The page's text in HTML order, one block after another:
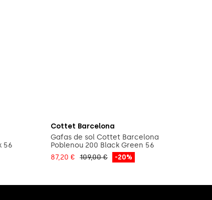
56
Cottet Barcelona
Gafas de sol Cottet Barcelona
Poblenou 200 Black Green 56
87,20 € 109,00 € -20%